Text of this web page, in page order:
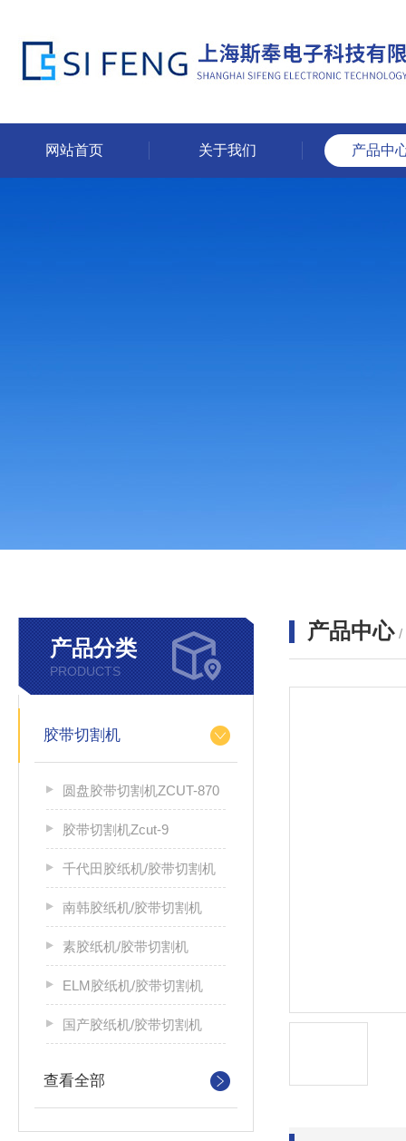
网站首页 关于我们 产品中
产品分类
PRODUCTS
胶带切割机
圆盘胶带切割机ZCUT-870
胶带切割机Zcut-9
千代田胶纸机/胶带切割机
南韩胶纸机/胶带切割机
素胶纸机/胶带切割机
ELM胶纸机/胶带切割机
国产胶纸机/胶带切割机
查看全部
产品中心 /